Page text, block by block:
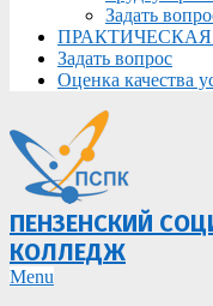
Задать
Задать вопрос
Оценка качества
ПЕНЗЕНСКИЙ
КОЛЛЕДЖ
Primary
Menu